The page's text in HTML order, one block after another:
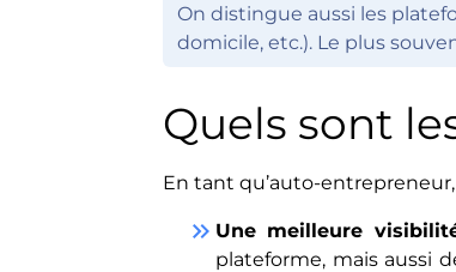
On distingue aussi les
domicile, etc.). Le plus
Quels sont
En tant qu’auto-
keyboard_double_arrow_right Une meilleure
plateforme, mais aussi